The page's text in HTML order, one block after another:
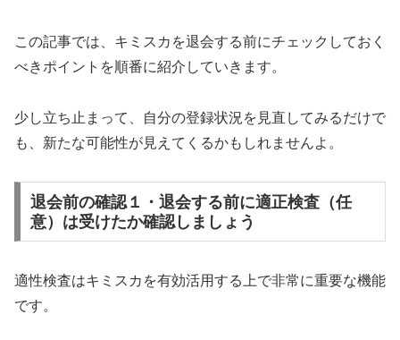
この記事では、キミスカを退会する前にチェックしておく
べきポイントを順番に紹介していきます。
少し立ち止まって、自分の登録状況を見直してみるだけで
も、新たな可能性が見えてくるかもしれませんよ。
退会前の確認１・退会する前に適正検査（任
意）は受けたか確認しましょう
適性検査はキミスカを有効活用する上で非常に重要な機能
です。